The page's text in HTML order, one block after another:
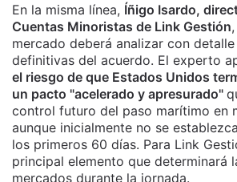
En la misma línea, Íñigo Isardo,
Cuentas Minoristas de Link Gestión
mercado deberá analizar con
definitivas del acuerdo. El experto
el riesgo de que Estados Unidos
un pacto "acelerado y apresurado"
control futuro del paso marítimo en
aunque inicialmente no se
los primeros 60 días. Para Link
principal elemento que determinará
mercados durante la jornada.